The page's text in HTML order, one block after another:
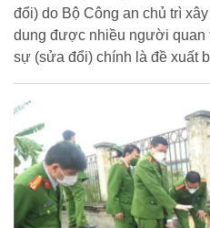
đổi) do Bộ Công an chủ trì
dung được nhiều người quan
sự (sửa đổi) chính là đề xuất